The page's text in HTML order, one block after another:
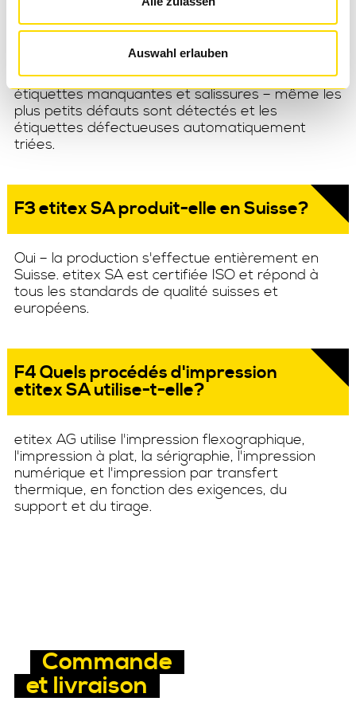
Auswahl erlauben
contrôle caméra?
Le système détecte défauts d'impression,
écarts de couleur, étiquettes erronées,
étiquettes manquantes et salissures – même les
plus petits défauts sont détectés et les
étiquettes défectueuses automatiquement
triées.
F3 etitex SA produit-elle en Suisse?
Oui – la production s'effectue entièrement en
Suisse. etitex SA est certifiée ISO et répond à
tous les standards de qualité suisses et
européens.
F4 Quels procédés d'impression
etitex SA utilise-t-elle?
etitex AG utilise l'impression flexographique,
l'impression à plat, la sérigraphie, l'impression
numérique et l'impression par transfert
thermique, en fonction des exigences, du
support et du tirage.
Commande
et livraison